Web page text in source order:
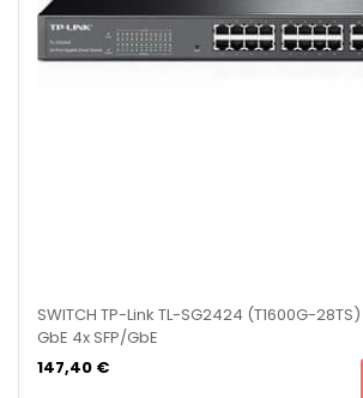
SWITCH TP-Link TL-SG2424 (T1600G-
GbE 4x SFP/GbE
147,40 €